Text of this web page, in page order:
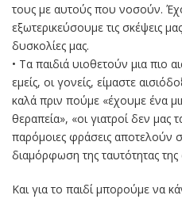
τους με αυτούς που νοσούν.
εξωτερικεύσουμε τις σκέψεις
δυσκολίες μας.
• Τα παιδιά υιοθετούν μια πιο
εμείς, οι γονείς, είμαστε
καλά πριν πούμε «έχουμε ένα
θεραπεία», «οι γιατροί δεν μας
παρόμοιες φράσεις αποτελούν
διαμόρφωση της ταυτότητας της
Και για το παιδί μπορούμε να